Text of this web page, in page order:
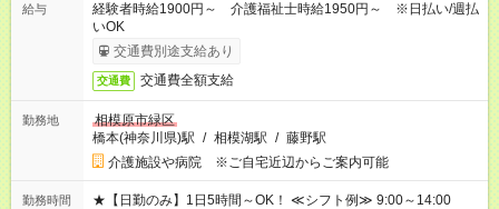
給与
経験者時給1900円～ 介護福祉士時給1950円～ ※日払い/週払
いOK
交通費別途支給あり
交通費 交通費全額支給
勤務地
相模原市緑区
橋本(神奈川県)駅 / 相模湖駅 / 藤野駅
介護施設や病院 ※ご自宅近辺からご案内可能
勤務時間
★【日勤のみ】1日5時間～OK！ ≪シフト例≫ 9:00～14:00